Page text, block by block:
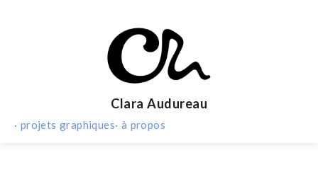
Clara Audureau
· projets graphiques· à propos